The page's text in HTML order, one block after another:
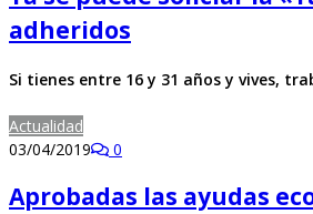
adheridos
Si tienes entre 16 y 31 años y vives,
Actualidad
03/04/2019
0
Aprobadas las ayudas